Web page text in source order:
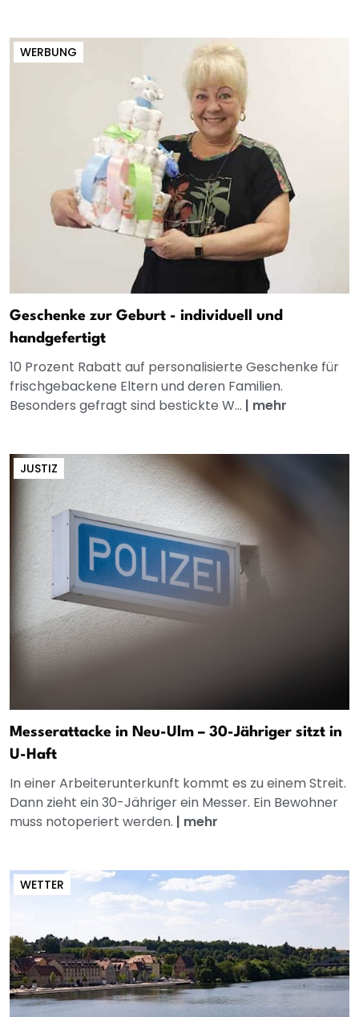
WERBUNG
Geschenke zur Geburt - individuell und
handgefertigt
10 Prozent Rabatt auf personalisierte Geschenke für
frischgebackene Eltern und deren Familien.
Besonders gefragt sind bestickte W... | mehr
JUSTIZ
Messerattacke in Neu-Ulm – 30-Jähriger sitzt in
U-Haft
In einer Arbeiterunterkunft kommt es zu einem Streit.
Dann zieht ein 30-Jähriger ein Messer. Ein Bewohner
muss notoperiert werden. | mehr
WETTER